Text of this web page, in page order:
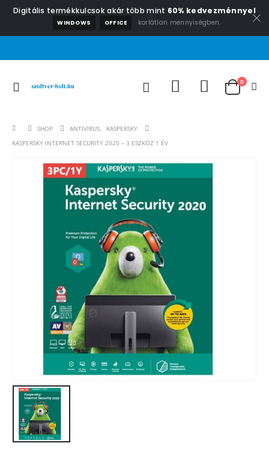
Digitális termékkulcsok akár több mint 60% kedvezménnyel
WINDOWS OFFICE korlátlan mennyiségben.
0
SHOP ANTIVIRUS,
KASPERSKY
KASPERSKY INTERNET SECURITY 2020 – 3 ESZKÖZ 1 ÉV